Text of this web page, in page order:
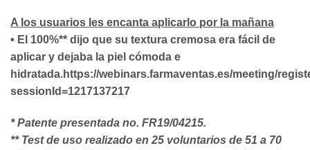
A los usuarios les encanta aplicarlo por la mañana
• El 100%** dijo que su textura cremosa era fácil de
aplicar y dejaba la piel cómoda e
hidratada.https://webinars.farmaventas.es/meeting/
sessionId=1217137217
* Patente presentada no. FR19/04215.
** Test de uso realizado en 25 voluntarios de 51 a 70